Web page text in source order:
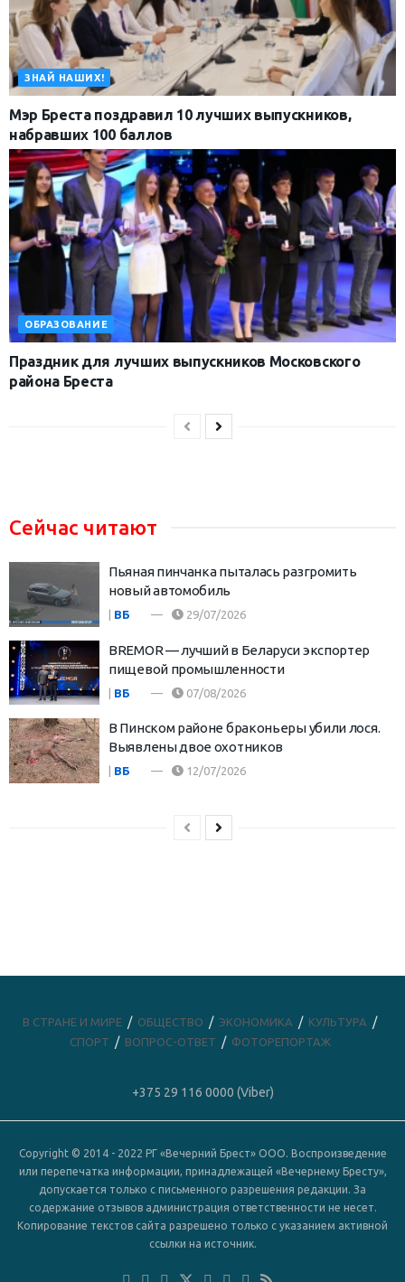
ЗНАЙ НАШИХ!
Мэр Бреста поздравил 10 лучших выпускников,
набравших 100 баллов
ОБРАЗОВАНИЕ
Праздник для лучших выпускников Московского
района Бреста
Сейчас читают
Пьяная пинчанка пыталась разгромить
новый автомобиль
ВБ 29/07/2026
BREMOR — лучший в Беларуси экспортер
пищевой промышленности
| ВБ 07/08/2026
В Пинском районе браконьеры убили лося.
Выявлены двое охотников
ВБ 12/07/2026
В СТРАНЕ И МИРЕ ОБЩЕСТВО ЭКОНОМИКА
КУЛЬТУРА
СПОРТ
ВОПРОС-ОТВЕТ ФОТОРЕПОРТАЖ
+375 29 116 0000 (Viber)
Copyright © 2014 - 2022 РГ «Вечерний Брест» ООО. Воспроизведение
или перепечатка информации, принадлежащей «Вечернему Бресту»,
допускается только с письменного разрешения редакции. За
содержание отзывов администрация ответственности не несет.
Копирование текстов сайта разрешено только с указанием активной
ссылки на источник.